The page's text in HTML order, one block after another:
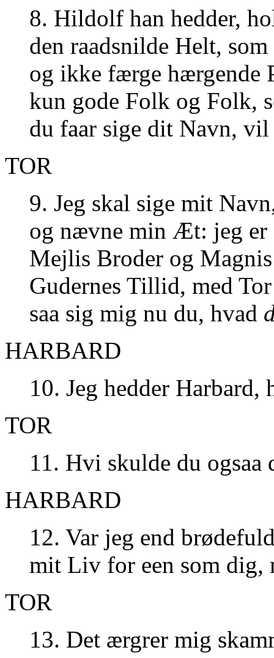
8. Hildolf han hedder,
den raadsnilde Helt,
og ikke færge hærgende
kun gode Folk og Folk,
du faar sige dit Navn,
TOR
9. Jeg skal sige mit
og nævne min Æt: jeg er
Mejlis Broder og Magnis
Gudernes Tillid, med
saa sig mig nu du, hvad
HARBARD
10. Jeg hedder
TOR
11. Hvi skulde du ogsaa
HARBARD
12. Var jeg end
mit Liv for een som dig,
TOR
13. Det ærgrer mig